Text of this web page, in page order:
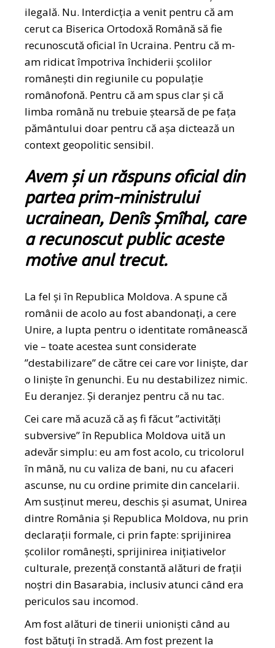
ilegală. Nu. Interdicția a venit pentru că am
cerut ca Biserica Ortodoxă Română să fie
recunoscută oficial în Ucraina. Pentru că m-
am ridicat împotriva închiderii școlilor
românești din regiunile cu populație
românofonă. Pentru că am spus clar și că
limba română nu trebuie ștearsă de pe fața
pământului doar pentru că așa dictează un
context geopolitic sensibil.
Avem și un răspuns oficial din
partea prim-ministrului
ucrainean, Denîs Șmîhal, care
a recunoscut public aceste
motive anul trecut.
La fel și în Republica Moldova. A spune că
românii de acolo au fost abandonați, a cere
Unire, a lupta pentru o identitate românească
vie – toate acestea sunt considerate
”destabilizare” de către cei care vor liniște, dar
o liniște în genunchi. Eu nu destabilizez nimic.
Eu deranjez. Și deranjez pentru că nu tac.
Cei care mă acuză că aș fi făcut ”activități
subversive” în Republica Moldova uită un
adevăr simplu: eu am fost acolo, cu tricolorul
în mână, nu cu valiza de bani, nu cu afaceri
ascunse, nu cu ordine primite din cancelarii.
Am susținut mereu, deschis și asumat, Unirea
dintre România și Republica Moldova, nu prin
declarații formale, ci prin fapte: sprijinirea
școlilor românești, sprijinirea inițiativelor
culturale, prezență constantă alături de frații
noștri din Basarabia, inclusiv atunci când era
periculos sau incomod.
Am fost alături de tinerii unioniști când au
fost bătuți în stradă. Am fost prezent la